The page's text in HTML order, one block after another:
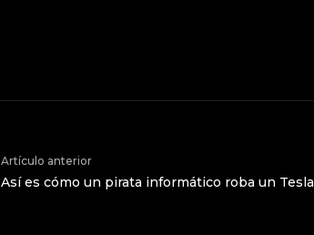
Artículo anterior
Así es cómo un pirata informático roba un Tesla